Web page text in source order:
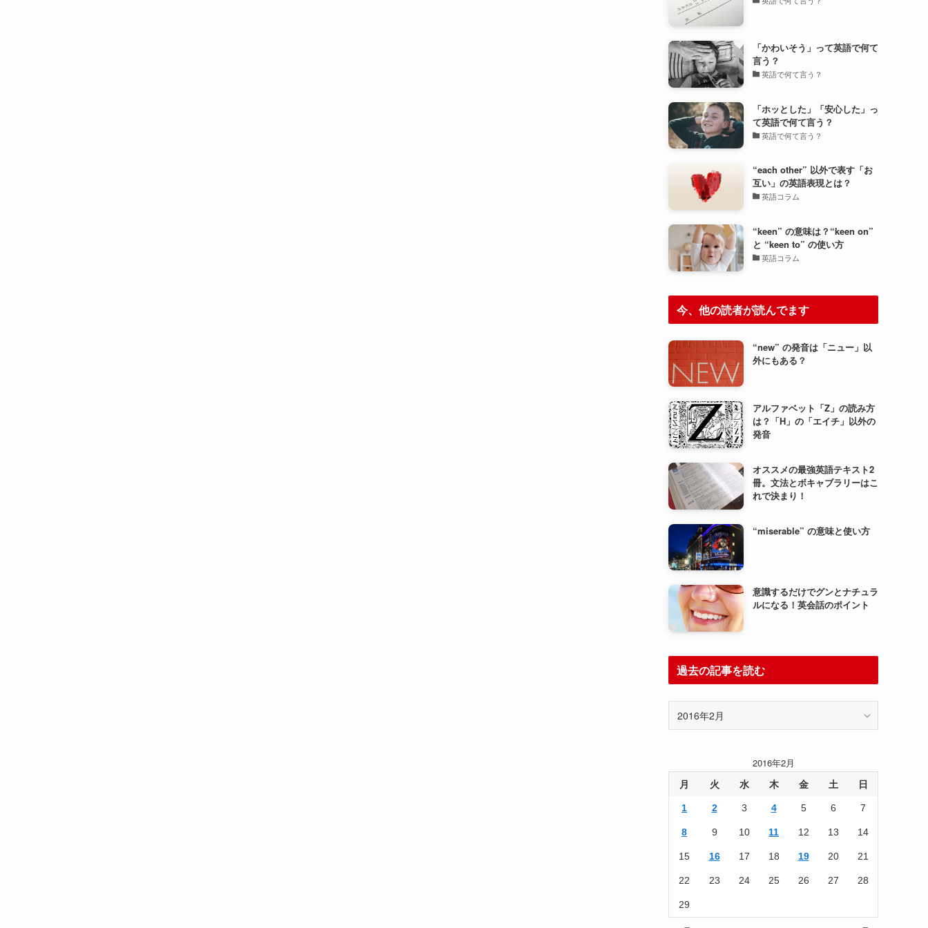
「かわいそう」って英語で何て
言う？
英語で何て言う？
「ホッとした」「安心した」っ
て英語で何て言う？
英語で何て言う？
“each other” 以外で表す「お
互い」の英語表現とは？
英語コラム
“keen” の意味は？“keen on”
と “keen to” の使い方
英語コラム
今、他の読者が読んでます
“new” の発音は「ニュー」以
外にもある？
アルファベット「Z」の読み方
は？「H」の「エイチ」以外の
発音
オススメの最強英語テキスト2
冊。文法とボキャブラリーはこ
れで決まり！
“miserable” の意味と使い方
意識するだけでグンとナチュラ
ルになる！英会話のポイント
過去の記事を読む
事
2016年2月
月 火 水 木 金 土 日
1 2 3 4 5 6 7
8 9 10 11 12 13 14
15 16 17 18 19 20 21
22 23 24 25 26 27 28
29